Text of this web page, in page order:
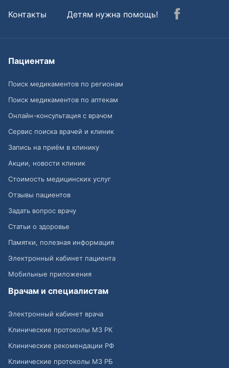
Контакты
Детям нужна помощь!
Пациентам
Поиск медикаментов по регионам
Поиск медикаментов по аптекам
Онлайн-консультация с врачом
Сервис поиска врачей и клиник
Запись на приём в клинику
Акции, новости клиник
Стоимость медицинских услуг
Отзывы пациентов
Задать вопрос врачу
Статьи о здоровье
Памятки, полезная информация
Электронный кабинет пациента
Мобильные приложения
Врачам и специалистам
Электронный кабинет врача
Клинические протоколы МЗ РК
Клинические рекомендации РФ
Клинические протоколы МЗ РБ